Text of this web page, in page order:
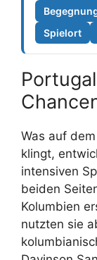
Spielort
Was auf
klingt,
intensiven
beiden
Kolumbien
nutzten sie